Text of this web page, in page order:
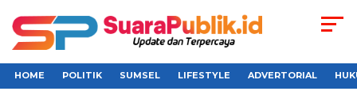
HOME POLITIK SUMSEL LIFESTYLE ADVERTORIAL